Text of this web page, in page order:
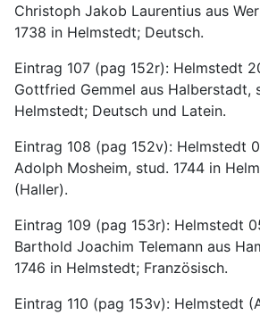
Christoph Jakob Laurentius aus
1738 in Helmstedt; Deutsch.
Eintrag 107 (pag 152r): Helmstedt
Gottfried Gemmel aus Halberstadt,
Helmstedt; Deutsch und Latein.
Eintrag 108 (pag 152v): Helmstedt
Adolph Mosheim, stud. 1744 in
(Haller).
Eintrag 109 (pag 153r): Helmstedt
Barthold Joachim Telemann aus
1746 in Helmstedt; Französisch.
Eintrag 110 (pag 153v): Helmstedt